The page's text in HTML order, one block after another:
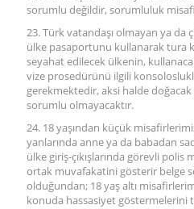
sorumlu değildir, sorumluluk
23. Türk vatandaşı olmayan ya da
ülke pasaportunu kullanarak tura
seyahat edilecek ülkenin,
vize prosedürünü ilgili
gerekmektedir, aksi halde
sorumlu olmayacaktır.
24. 18 yaşından küçük
yanlarında anne ya da babadan
ülke giriş-çıkışlarında görevli polis
ortak muvafakatini gösterir belge
olduğundan; 18 yaş altı
konuda hassasiyet göstermelerini